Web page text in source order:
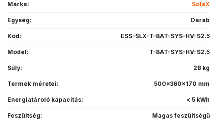
Márka: SolaX
Egység: Darab
Kód: ESS-SLX-T-BAT-SYS-HV-S2.5
Model: T-BAT-SYS-HV-S2.5
Súly: 28 kg
Termék méretei: 500x360x170 mm
Energiatároló kapacitás: < 5 kWh
Feszültség: Magas feszültségű